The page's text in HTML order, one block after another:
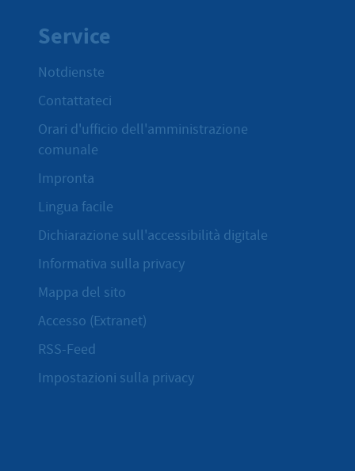
Service
Notdienste
Contattateci
Orari d'ufficio dell'amministrazione
comunale
Impronta
Lingua facile
Dichiarazione sull'accessibilità digitale
Informativa sulla privacy
Mappa del sito
Accesso (Extranet)
RSS-Feed
Impostazioni sulla privacy